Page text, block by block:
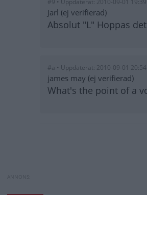
#9 • Uppdaterat: 2010-09-01 19:39
Jarl (ej verifierad)
Absolut "L" Hoppas
#a • Uppdaterat: 2010-09-01 20:54
james may (ej verifierad)
What's the point of a